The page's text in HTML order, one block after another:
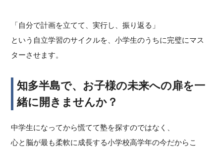
「自分で計画を立てて、実行し、振り返る」
という自立学習のサイクルを、小学生のうちに完璧にマス
ターさせます。
知多半島で、お子様の未来への扉を一
緒に開きませんか？
中学生になってから慌てて塾を探すのではなく、
心と脳が最も柔軟に成長する小学校高学年の今だからこ